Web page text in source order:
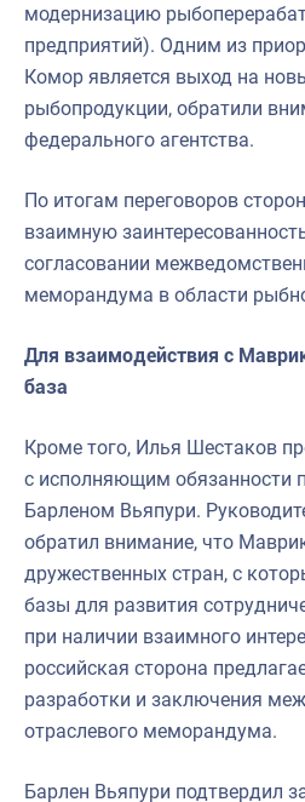
модернизацию
предприятий). Одним из
Комор является выход на
рыбопродукции, обратили
федерального агентства.
По итогам переговоров
взаимную
согласовании
меморандума в области
Для взаимодействия с
база
Кроме того, Илья Шестаков
с исполняющим обязанности
Барленом Вьяпури.
обратил внимание, что
дружественных стран, с
базы для развития
при наличии взаимного
российская сторона
разработки и заключения
отраслевого меморандума.
Барлен Вьяпури подтвердил